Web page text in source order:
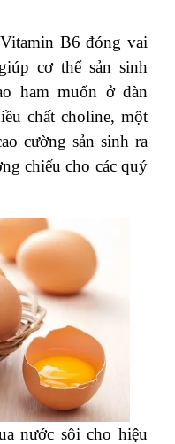
B6 đóng vai
cơ thể sản sinh
ham muốn ở đàn
chất choline, một
cường sản sinh ra
chiếu cho các quý
nước sôi cho hiệu